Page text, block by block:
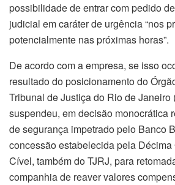
possibilidade de entrar com pedido
judicial em caráter de urgência “nos
potencialmente nas próximas horas”.
De acordo com a empresa, se isso
resultado do posicionamento do
Tribunal de Justiça do Rio de Janeiro
suspendeu, em decisão monocrática
de segurança impetrado pelo Banco
concessão estabelecida pela
Cível, também do TJRJ, para
companhia de reaver valores